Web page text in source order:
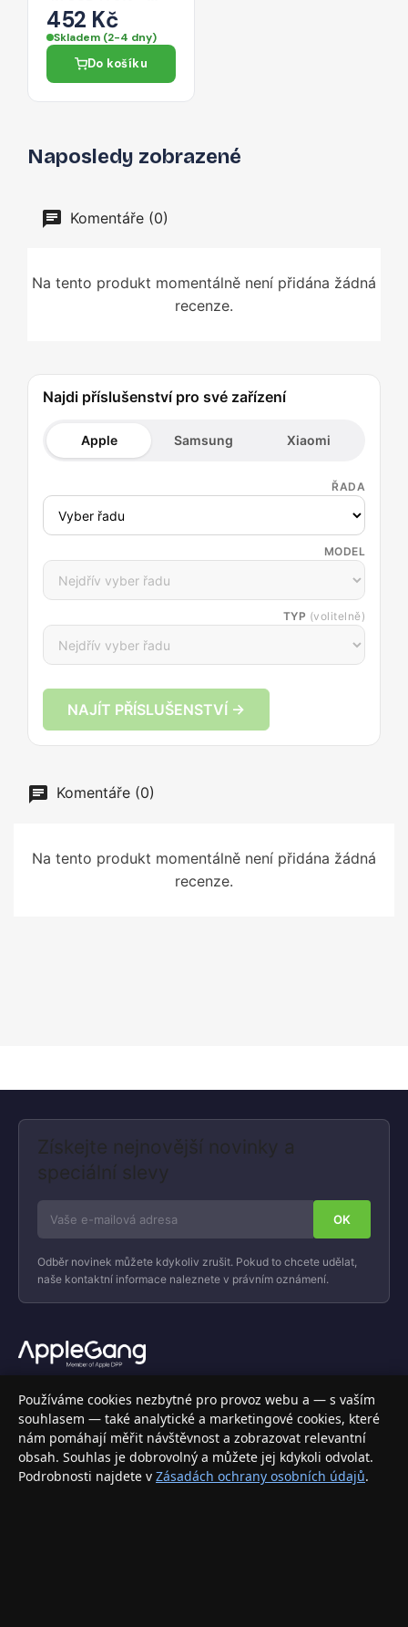
černá
452 Kč
Skladem (2-4 dny)
Do košíku
Naposledy zobrazené
Komentáře (0)
Na tento produkt momentálně není přidána žádná
recenze.
Najdi příslušenství pro své zařízení
Apple Samsung Xiaomi
ŘADA
MODEL
TYP (volitelně)
NAJÍT PŘÍSLUŠENSTVÍ →
Komentáře (0)
Na tento produkt momentálně není přidána žádná
recenze.
Získejte nejnovější novinky a
speciální slevy
Odběr novinek můžete kdykoliv zrušit. Pokud to chcete udělat,
naše kontaktní informace naleznete v právním oznámení.
Váš specializovaný obchod s Apple produkty, příslušenstvím a
elektronikou. Nakupujte bezpečně a s jistotou.
INFORMACE
Doprava a doručení
Používáme cookies nezbytné pro provoz webu a — s vaším
souhlasem — také analytické a marketingové cookies, které
nám pomáhají měřit návštěvnost a zobrazovat relevantní
obsah. Souhlas je dobrovolný a můžete jej kdykoli odvolat.
Podrobnosti najdete v Zásadách ochrany osobních údajů.